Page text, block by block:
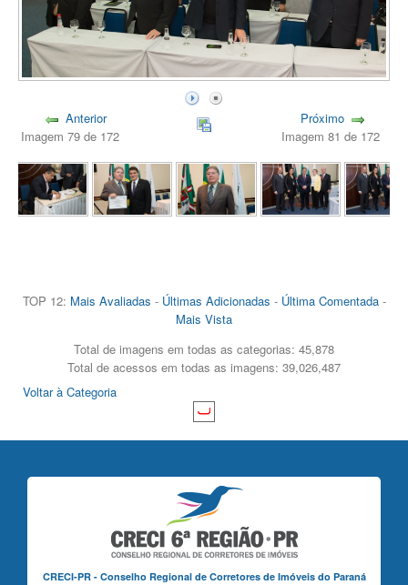
Anterior
Imagem 79 de 172
Próximo
Imagem 81 de 172
TOP 12: Mais Avaliadas - Últimas Adicionadas - Última Comentada-
Mais Vista
Total de imagens em todas as categorias: 45,878
Total de acessos em todas as imagens: 39,026,487
Voltar à Categoria
CRECI-PR - Conselho Regional de Corretores de Imóveis do Paraná